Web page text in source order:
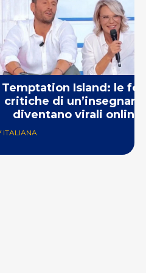
Temptation Island: le forti
critiche di un’insegnante
diventano virali online
ITALIANA